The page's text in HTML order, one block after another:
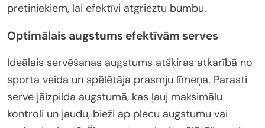
pretiniekiem, lai efektīvi atgrieztu bumbu.
Optimālais augstums efektīvām serves
Ideālais servēšanas augstums atšķiras atkarībā no
sporta veida un spēlētāja prasmju līmeņa. Parasti
serve jāizpilda augstumā, kas ļauj maksimālu
kontroli un jaudu, bieži ap plecu augstumu vai